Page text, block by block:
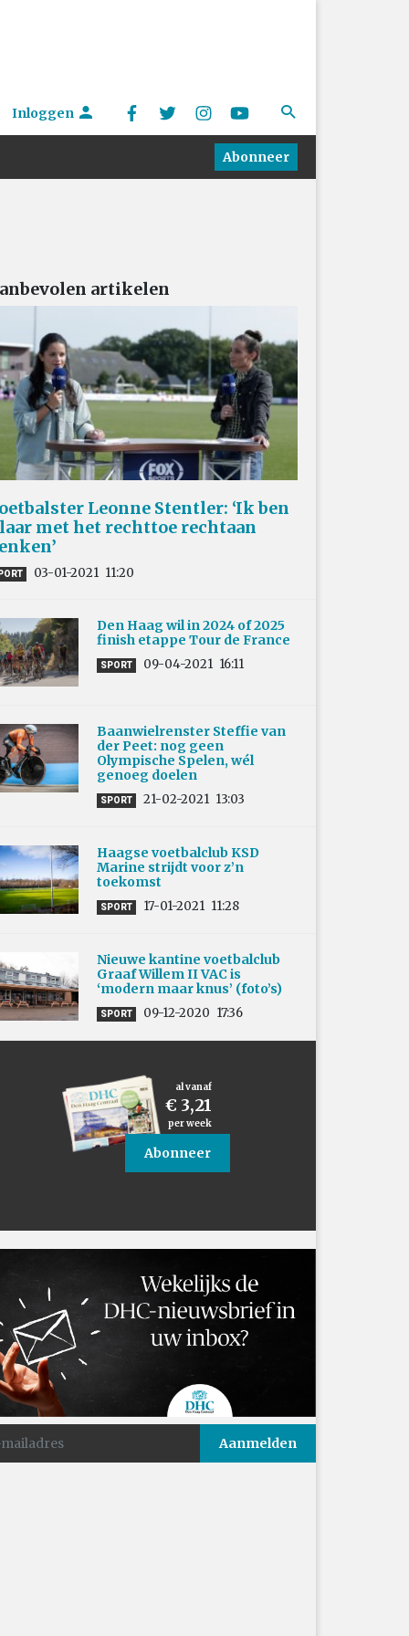
Inloggen
Abonneer
artikelen
Leonne Stentler: ‘Ik ben
met het rechttoe rechtaan
03-01-2021 11:20
Den Haag wil in 2024 of 2025
finish etappe Tour de France
SPORT 09-04-2021 16:11
Baanwielrenster Steffie van
der Peet: nog geen
Olympische Spelen, wél
genoeg doelen
SPORT 21-02-2021 13:03
Haagse voetbalclub KSD
Marine strijdt voor z’n
toekomst
SPORT 17-01-2021 11:28
Nieuwe kantine voetbalclub
Graaf Willem II VAC is
‘modern maar knus’ (foto’s)
SPORT 09-12-2020 17:36
al vanaf
€ 3,21
per week
Abonneer